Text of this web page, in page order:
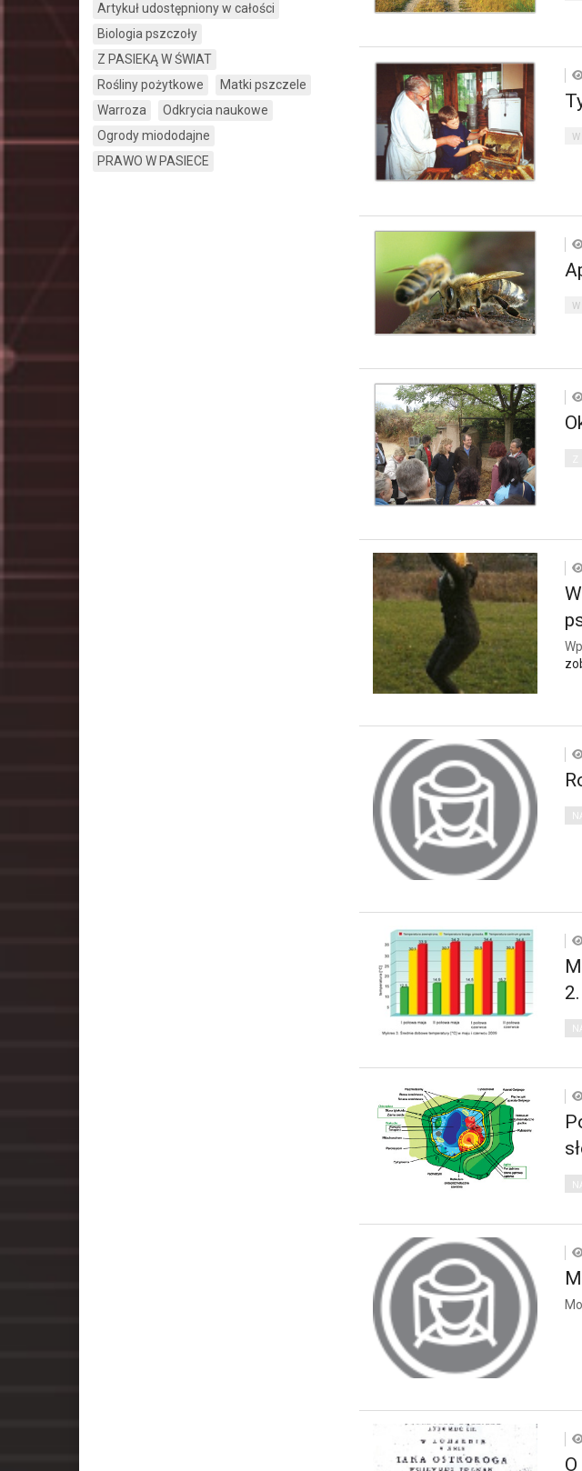
2.
Artykuł udostępniony w całości
Biologia pszczoły
Z PASIEKĄ W ŚWIAT
Rośliny pożytkowe
Matki pszczele
Warroza
Odkrycia naukowe
Ogrody miododajne
PRAWO W PASIECE